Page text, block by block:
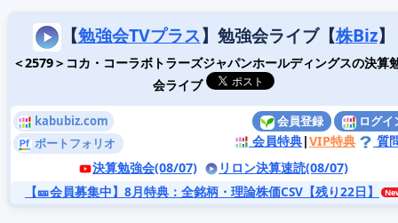
【勉強会TVプラス】勉強会ライブ【株Biz】
＜2579＞コカ・コーラボトラーズジャパンホールディングスの決算
会ライブ
kabubiz.com
ポートフォリオ
会員登録 ログイ
会員特典|VIP特典
質
決算勉強会(08/07)
リロン決算速読(08/07)
【🎫会員募集中】8月特典 ：全銘柄・理論株価CSV【残り22日】